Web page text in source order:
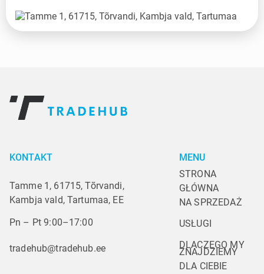
KONTAKT
Tamme 1, 61715, Tõrvandi,
Kambja vald, Tartumaa, EE
Pn – Pt 9:00–17:00
tradehub@tradehub.ee
MENU
STRONA
GŁÓWNA
NA SPRZEDAŻ
USŁUGI
DLACZEGO MY
ZNAJDZIEMY
DLA CIEBIE